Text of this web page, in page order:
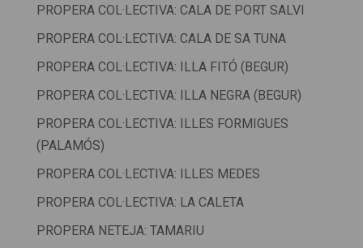
PROPERA COL·LECTIVA: CALA DE PORT SALVI
PROPERA COL·LECTIVA: CALA DE SA TUNA
PROPERA COL·LECTIVA: ILLA FITÓ (BEGUR)
PROPERA COL·LECTIVA: ILLA NEGRA (BEGUR)
PROPERA COL·LECTIVA: ILLES FORMIGUES
(PALAMÓS)
PROPERA COL·LECTIVA: ILLES MEDES
PROPERA COL·LECTIVA: LA CALETA
PROPERA NETEJA: TAMARIU